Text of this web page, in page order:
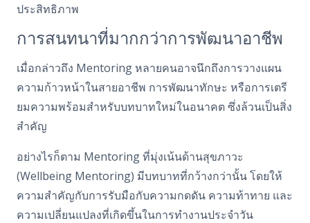
ประสิทธิภาพ
การสนทนาที่มากกว่าการพัฒนาอาชีพ
เมื่อกล่าวถึง Mentoring หลายคนอาจนึกถึงการวางแผน
ความก้าวหน้าในสายอาชีพ การพัฒนาทักษะ หรือการเตรี
ยมความพร้อมสำหรับบทบาทใหม่ในอนาคต ซึ่งล้วนเป็นสิ่ง
สำคัญ
อย่างไรก็ตาม Mentoring ที่มุ่งเน้นด้านสุขภาวะ
(Wellbeing Mentoring) มีบทบาทที่กว้างกว่านั้น โดยให้
ความสำคัญกับการรับมือกับความกดดัน ความท้าทาย และ
ความเปลี่ยนแปลงที่เกิดขึ้นในการทำงานประจำวัน